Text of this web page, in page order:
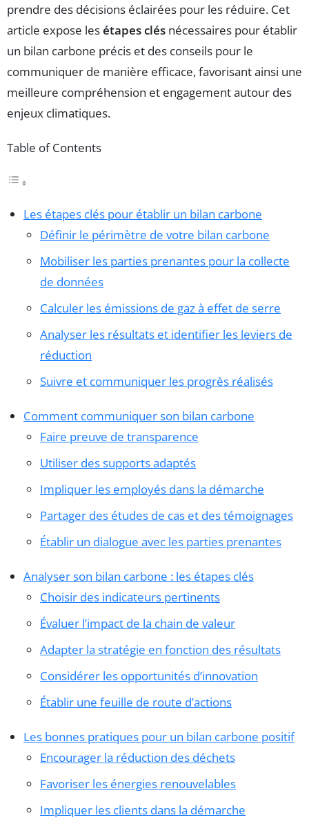
prendre des décisions éclairées pour les réduire. Cet
article expose lesétapes clés nécessaires pour établir
un bilan carbone précis et des conseils pour le
communiquer de manière efficace, favorisant ainsi une
meilleure compréhension et engagement autour des
enjeux climatiques.
Table of Contents
Les étapes clés pour établir un bilan carbone
Définir le périmètre de votre bilan carbone
Mobiliser les parties prenantes pour la collecte
de données
Calculer les émissions de gaz à effet de serre
Analyser les résultats et identifier les leviers de
réduction
Suivre et communiquer les progrès réalisés
Comment communiquer son bilan carbone
Faire preuve de transparence
Utiliser des supports adaptés
Impliquer les employés dans la démarche
Partager des études de cas et des témoignages
Établir un dialogue avec les parties prenantes
Analyser son bilan carbone : les étapes clés
Choisir des indicateurs pertinents
Évaluer l’impact de la chain de valeur
Adapter la stratégie en fonction des résultats
Considérer les opportunités d’innovation
Établir une feuille de route d’actions
Les bonnes pratiques pour un bilan carbone positif
Encourager la réduction des déchets
Favoriser les énergies renouvelables
Impliquer les clients dans la démarche